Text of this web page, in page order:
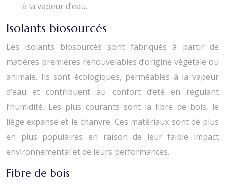
à la vapeur d’eau.
Isolants biosourcés
Les isolants biosourcés sont fabriqués à partir de
matières premières renouvelables d’origine végétale ou
animale. Ils sont écologiques, perméables à la vapeur
d’eau et contribuent au confort d’été en régulant
l’humidité. Les plus courants sont la fibre de bois, le
liège expansé et le chanvre. Ces matériaux sont de plus
en plus populaires en raison de leur faible impact
environnemental et de leurs performances.
Fibre de bois